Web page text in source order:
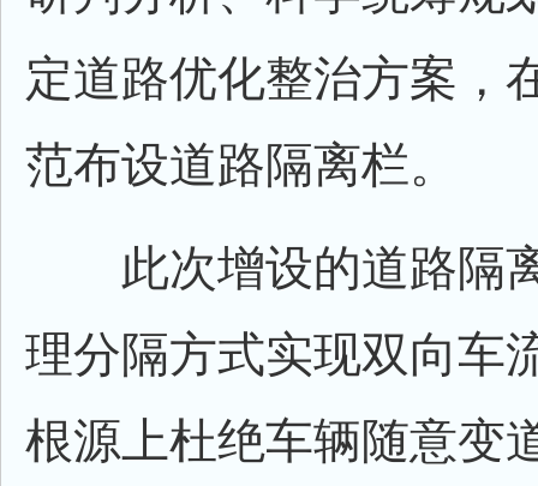
定道路优化整治方案，
范布设道路隔离栏。
此次增设的道路隔
理分隔方式实现双向车
根源上杜绝车辆随意变